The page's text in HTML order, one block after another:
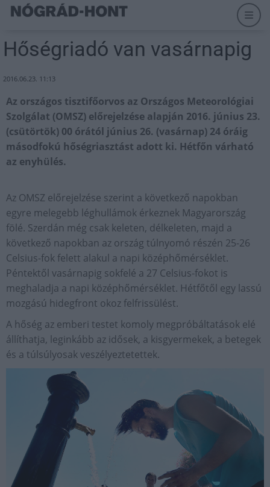
Hőségriadó van vasárnapig
2016.06.23. 11:13
Az országos tisztifőorvos az Országos Meteorológiai
Szolgálat (OMSZ) előrejelzése alapján 2016. június 23.
(csütörtök) 00 órától június 26. (vasárnap) 24 óráig
másodfokú hőségriasztást adott ki. Hétfőn várható
az enyhülés.
Az OMSZ előrejelzése szerint a következő napokban
egyre melegebb léghullámok érkeznek Magyarország
fölé. Szerdán még csak keleten, délkeleten, majd a
következő napokban az ország túlnyomó részén 25-26
Celsius-fok felett alakul a napi középhőmérséklet.
Péntektől vasárnapig sokfelé a 27 Celsius-fokot is
meghaladja a napi középhőmérséklet. Hétfőtől egy lassú
mozgású hidegfront okoz felfrissülést.
A hőség az emberi testet komoly megpróbáltatások elé
állíthatja, leginkább az idősek, a kisgyermekek, a betegek
és a túlsúlyosak veszélyeztetettek.